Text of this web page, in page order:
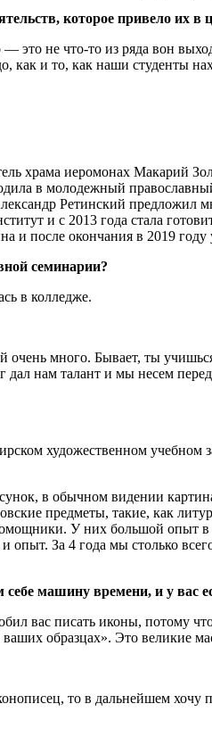
которое привело их в
не что-то из ряда вон
как и то, как наши студенты
храма иеромонах Макарий
в молодежный
Ретинский предложил
и с 2013 года стала
после окончания в 2019 году
семинарии?
в колледже.
много. Бывает, ты
нам талант и мы несем
художественном учебном
в обычном видении
предметы, такие, как
У них большой опыт в
опыт. За 4 года мы столько
машину времени, и у вас
вас писать иконы, потому
образцах». Это великие
то в дальнейшем